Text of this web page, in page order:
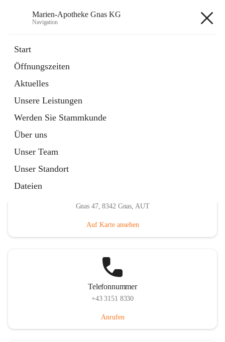
Marien-Apotheke Gnas KG
Navigation
Start
Öffnungszeiten
Aktuelles
Unsere Leistungen
Werden Sie Stammkunde
Über uns
Unser Team
Unser Standort
Dateien
Externe Webseite
in
Tab
Ärztliche Bereitschaftsdienste
Externe Webseite
öffnet
in
neuem
Tab
Gnas 47, 8342 Gnas, AUT
Auf Karte ansehen
Telefonnummer
+43 3151 8330
Anrufen